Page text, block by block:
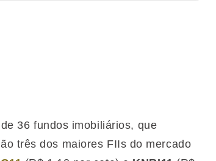
36 fundos imobiliários, que
três dos maiores FIIs do mercado